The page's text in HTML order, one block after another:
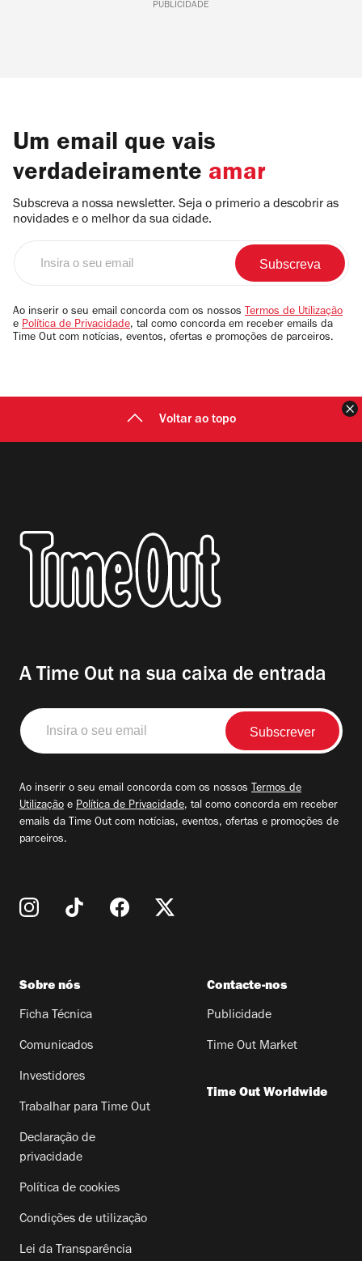
PUBLICIDADE
Um email que vais
verdadeiramente amar
Subscreva a nossa newsletter. Seja o primerio a descobrir as
novidades e o melhor da sua cidade.
email
Ao inserir o seu email concorda com os nossos Termos de Utilização
e Política de Privacidade, tal como concorda em receber emails da
Time Out com notícias, eventos, ofertas e promoções de parceiros.
Voltar ao topo
A Time Out na sua caixa de entrada
Insira
o
seu
Ao inserir o seu email concorda com os nossos Termos de
Utilização e Política de Privacidade, tal como concorda em receber
emails da Time Out com notícias, eventos, ofertas e promoções de
parceiros.
Sobre nós
Ficha Técnica
Comunicados
Investidores
Trabalhar para Time Out
Declaração de
privacidade
Política de cookies
Condições de utilização
Lei da Transparência
Contacte-nos
Publicidade
Time Out Market
Time Out Worldwide